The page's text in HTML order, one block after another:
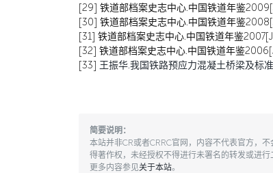
[29] 铁道部档案史志中心.中国铁道年鉴
[30] 铁道部档案史志中心.中国铁道年鉴
[31] 铁道部档案史志中心.中国铁道年鉴
[32] 铁道部档案史志中心.中国铁道年鉴
[33] 王振华.我国铁路预应力混凝土桥梁及标
简要说明：
本站并非CR或者CRRC官网，内容不代表官方，
得著作权，未经授权不得进行未署名的转发或进
更多内容参见关于本站。